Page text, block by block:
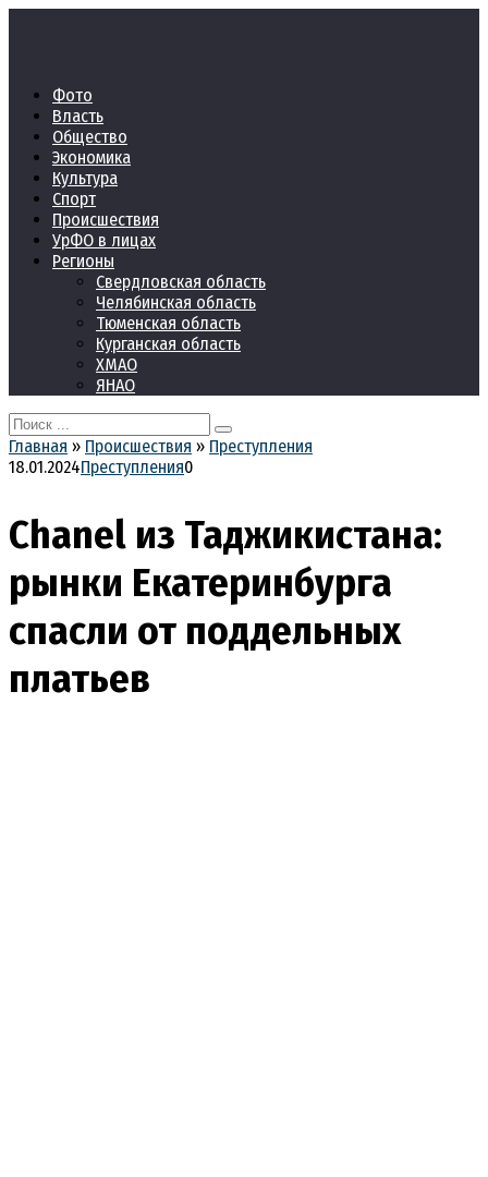
Фото
Власть
Общество
Экономика
Культура
Спорт
Происшествия
УрФО в лицах
Регионы
Свердловская область
Челябинская область
Тюменская область
Курганская область
ХМАО
ЯНАО
Search
for:
Главная » Происшествия » Преступления
18.01.2024Преступления0
Chanel из Таджикистана:
рынки Екатеринбурга
спасли от поддельных
платьев